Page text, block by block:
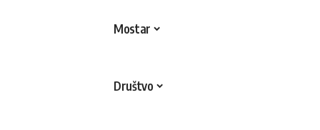
Mostar
Društvo